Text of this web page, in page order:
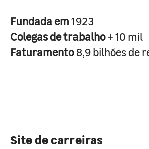
Fundada em1923
Colegas de trabalho+ 10 mil
Faturamento8,9 bilhões de
Site de carreiras